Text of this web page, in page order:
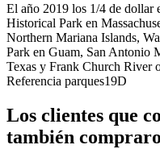
El año 2019 los 1/4 de dollar
Historical Park en
Northern Mariana Islands,
Park en Guam, San Antonio
Texas y Frank Church River
Referencia parques19D
Los clientes que
también